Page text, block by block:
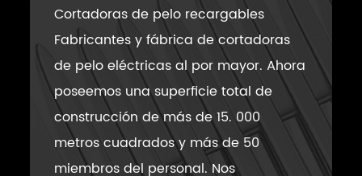
Cortadoras de pelo recargables
Fabricantes y fábrica de cortadoras
de pelo eléctricas al por mayor. Ahora
poseemos una superficie total de
construcción de más de 15. 000
metros cuadrados y más de 50
miembros del personal. Nos